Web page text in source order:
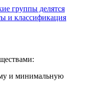
группы делятся
и классификация
и минимальную